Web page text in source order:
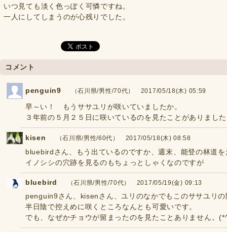
いつ見ても淡く色っぽく可憐ですね。
一人にしてしまうのが心残りでした。
コメント
penguin9 （石川県/男性/70代） 2017/05/18(木) 05:59
早～い！ もうササユリが咲いていましたか。
３年前の５月２５日に咲いているのを見たことがありまし
kisen （石川県/男性/60代） 2017/05/18(木) 08:58
bluebirdさん、もう出ているのですか、週末、能登の林道
イノシシの穴跡を見るのもちょっとしゃくなのですが
bluebird （石川県/男性/70代） 2017/05/19(金) 09:13
penguin9さん、kisenさん、ユリのなかでもこのササユリ
半日陰で控えめに咲くところなんとも可愛いです。
でも、なぜかチョウが留まったのを見たことありません。